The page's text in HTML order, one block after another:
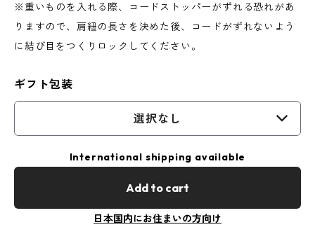
※重いものを入れる際、コードストッパーがずれる恐れがあ
りますので、肩紐の長さを決めた後、コードがずれないよう
に結び目をつくりロックしてください。
ギフト包装
選択なし
International shipping available
Add to cart
日本国内にお住まいの方向け